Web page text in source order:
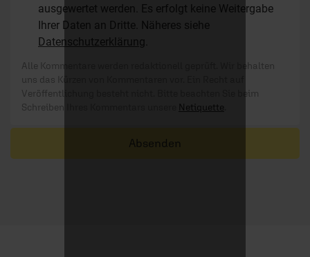
ausgewertet werden. Es erfolgt keine Weitergabe
Ihrer Daten an Dritte. Näheres siehe
Datenschutzerklärung
Alle Kommentare werden redaktionell geprüft. Wir behalten
uns das Kürzen von Kommentaren vor. Ein Recht auf
Veröffentlichung besteht nicht. Bitte beachten Sie beim
Schreiben Ihres Kommentars unsere
Netiquette
Absenden